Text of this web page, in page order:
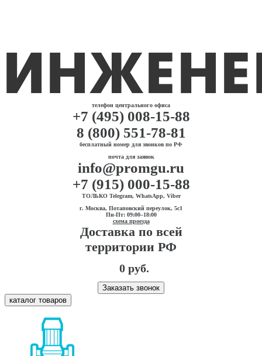
телефон центрального офиса
+7 (495) 008-15-88
8 (800) 551-78-81
бесплатный номер для звонков по РФ
почта для заявок
info@promgu.ru
+7 (915) 000-15-88
ТОЛЬКО Telegram, WhatsApp, Viber
г. Москва, Потаповский переулок, 5с1
Пн-Пт: 09:00–18:00
схема проезда
Доставка по всей
территории РФ
0 руб.
Заказать звонок
каталог товаров